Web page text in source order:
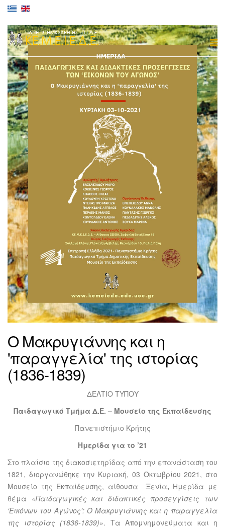
Ο Μακρυγιάννης και η
'παραγγελία' της ιστορίας
(1836-1839)
ΔΕΛΤΙΟ ΤΥΠΟΥ
Παιδαγωγικό Τμήμα Δ.Ε. – Μουσείο της Εκπαίδευσης
Πανεπιστήμιο Κρήτης
Ημερίδα για το ’21
Στο πλαίσιο της διακοσιετηρίδας από την επανάσταση του
1821, διοργανώθηκε την Κυριακή, 03 Οκτωβρίου 2021, στο
Μουσείο της Εκπαίδευσης, αίθουσα Ξενία, Ημερίδα με
θέμα «Παιδαγωγικές και διδακτικές προσεγγίσεις των
‘Εικόνων του Αγώνος’: Ο Μακρυγιάννης και η παραγγελία
της ιστορίας (1836-1839)». Τα Απομνημονεύματα και η